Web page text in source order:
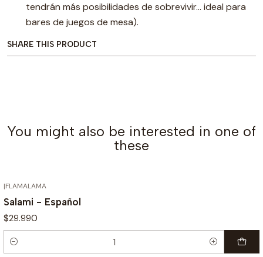
tendrán más posibilidades de sobrevivir… ideal para
bares de juegos de mesa).
SHARE THIS PRODUCT
You might also be interested in one of
these
|FLAMALAMA
Salami - Español
$29.990
Quantity